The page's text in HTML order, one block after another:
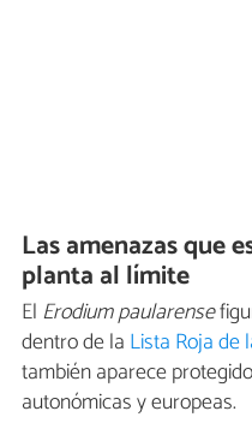
Las amenazas que
planta al límite
El Erodium paularense
dentro de la Lista Roja de
también aparece
autonómicas y europeas.